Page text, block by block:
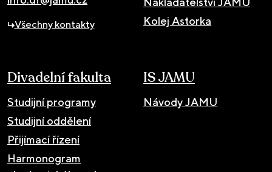
Všechny kontakty
Kolej Astorka
Divadelní fakulta
Studijní programy
Studijní oddělení
Přijímací řízení
Harmonogram
IS JAMU
Návody JAMU